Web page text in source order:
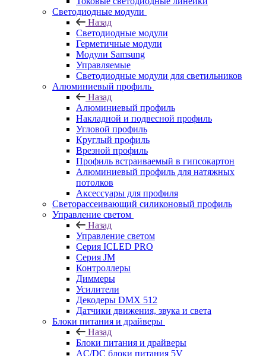
Светодиодные модули
Назад
Светодиодные модули
Герметичные модули
Модули Samsung
Управляемые
Светодиодные модули для светильников
Алюминиевый профиль
Назад
Алюминиевый профиль
Накладной и подвесной профиль
Угловой профиль
Круглый профиль
Врезной профиль
Профиль встраиваемый в гипсокартон
Алюминиевый профиль для натяжных
потолков
Аксессуары для профиля
Светорассеивающий силиконовый профиль
Управление светом
Назад
Управление светом
Серия ICLED PRO
Серия JM
Контроллеры
Диммеры
Усилители
Декодеры DMX 512
Датчики движения, звука и света
Блоки питания и драйверы
Назад
Блоки питания и драйверы
AC/DC блоки питания 5V